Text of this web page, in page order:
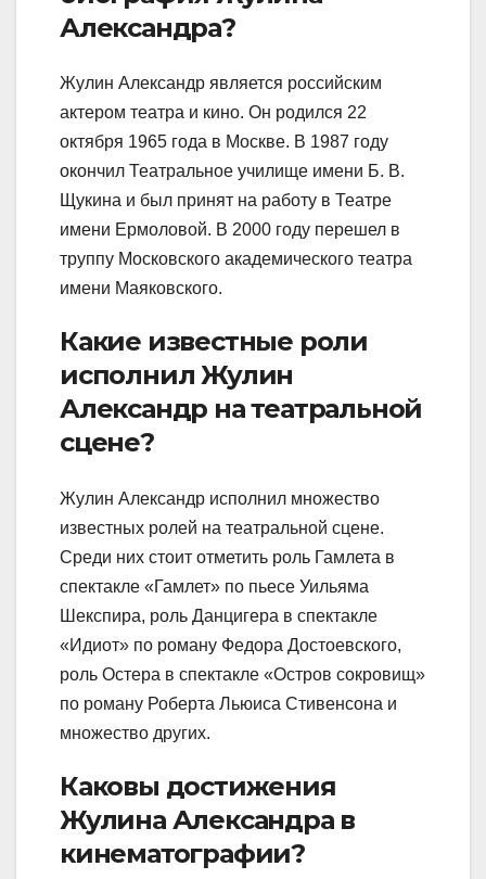
Александра?
Жулин Александр является российским
актером театра и кино. Он родился 22
октября 1965 года в Москве. В 1987 году
окончил Театральное училище имени Б. В.
Щукина и был принят на работу в Театре
имени Ермоловой. В 2000 году перешел в
труппу Московского академического театра
имени Маяковского.
Какие известные роли
исполнил Жулин
Александр на театральной
сцене?
Жулин Александр исполнил множество
известных ролей на театральной сцене.
Среди них стоит отметить роль Гамлета в
спектакле «Гамлет» по пьесе Уильяма
Шекспира, роль Данцигера в спектакле
«Идиот» по роману Федора Достоевского,
роль Остера в спектакле «Остров сокровищ»
по роману Роберта Льюиса Стивенсона и
множество других.
Каковы достижения
Жулина Александра в
кинематографии?